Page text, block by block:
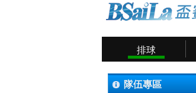
排球
隊伍專區